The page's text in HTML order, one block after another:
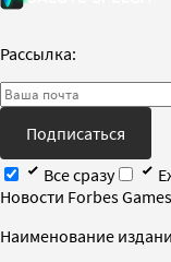
Рассылка:
Подписаться
Все сразу
Новости Forbes Games
Наименование